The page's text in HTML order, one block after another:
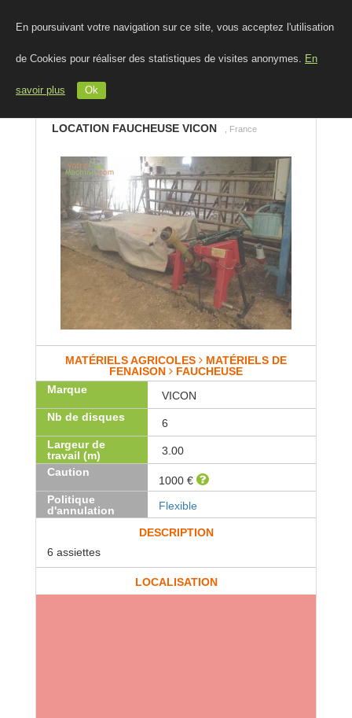
En poursuivant votre navigation sur ce site, vous acceptez l'utilisation
de Cookies pour réaliser des statistiques de visites anonymes. En
savoir plus Ok
LOCATION FAUCHEUSE VICON , France
MATÉRIELS AGRICOLES
MATÉRIELS DE
FENAISON
FAUCHEUSE
Marque
VICON
Nb de disques
6
Largeur de
travail (m)
3.00
Caution
1000 €
Politique
d'annulation
Flexible
DESCRIPTION
6 assiettes
LOCALISATION